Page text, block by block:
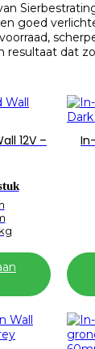
goed
resultaat dat
12V –